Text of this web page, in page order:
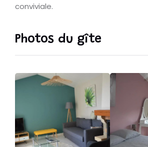
conviviale.
Photos du gîte